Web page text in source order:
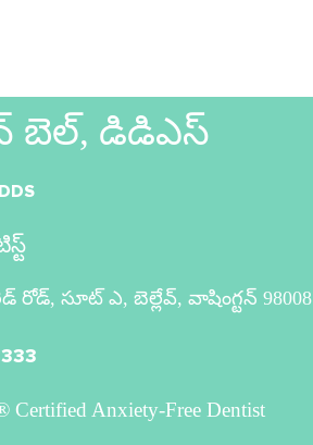
డిడిఎస్
రోడ్, సూట్ ఎ, బెల్లేవ్, వాషింగ్టన్ 98008
Certified Anxiety-Free Dentist